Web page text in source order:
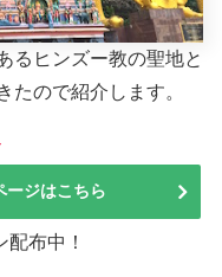
るヒンズー教の聖地と
たので紹介します。
ージはこちら
布中！